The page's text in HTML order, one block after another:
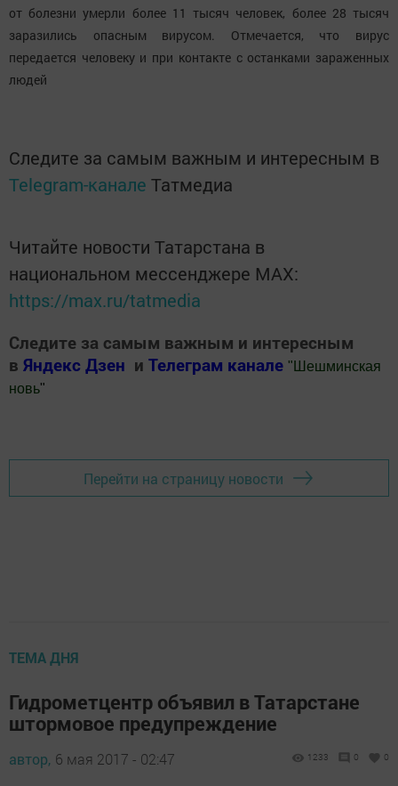
от болезни умерли более 11 тысяч человек, более 28 тысяч
заразились опасным вирусом. Отмечается, что вирус
передается человеку и при контакте с останками зараженных
людей
Следите за самым важным и интересным в
Telegram-канале Татмедиа
Читайте новости Татарстана в
национальном мессенджере MАХ:
https://max.ru/tatmedia
Следите за самым важным и интересным
в Яндекс Дзен и Телеграм канале " Шешминская
новь"
Перейти на страницу новости
ТЕМА ДНЯ
Гидрометцентр объявил в Татарстане
штормовое предупреждение
автор, 6 мая 2017 - 02:47 1233 0 0